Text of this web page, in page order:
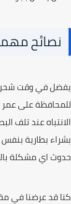
نصائح
في وقت شحن
على عمر
عند تلف
بطارية بنفس
اي مشكلة
قد عرضنا في